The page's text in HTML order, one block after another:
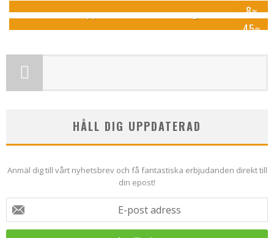
8%
45%
Copperhill Mountain Lodge
HÅLL DIG UPPDATERAD
Anmäl dig till vårt nyhetsbrev och få fantastiska erbjudanden direkt till
din epost!
E-post adress